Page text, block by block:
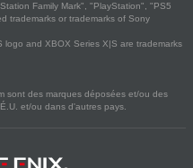
Family Mark", "PlayStation", "PS5
trademarks or trademarks of Sony
logo and XBOX Series X|S are trademarks
sont des marques déposées et/ou des
et/ou dans d'autres pays.